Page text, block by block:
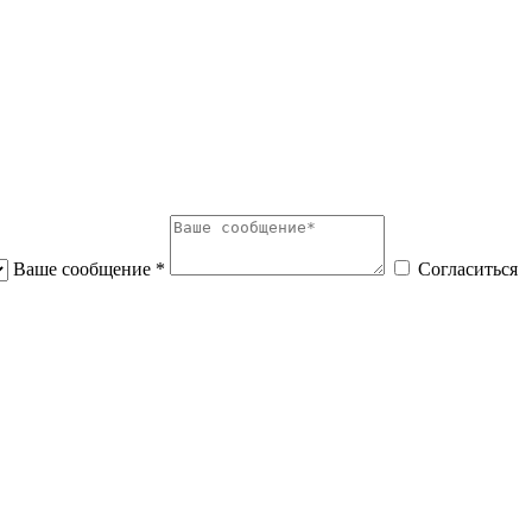
Ваше сообщение *
Согласиться